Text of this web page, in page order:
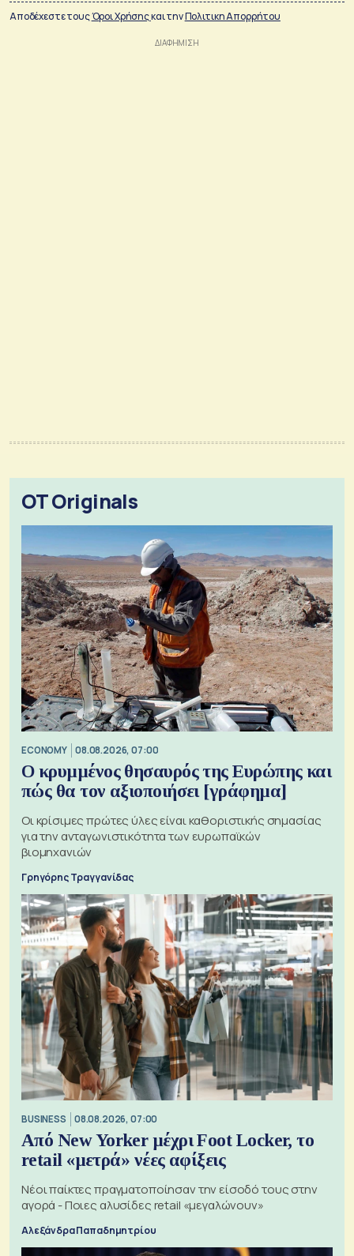
Αποδέχεστε τουςΌροι Χρήσηςκαι τηνΠολιτικη Απορρήτου
OT Originals
ECONOMY 08.08.2026, 07:00
Ο κρυμμένος θησαυρός της Ευρώπης και
πώς θα τον αξιοποιήσει [γράφημα]
Οι κρίσιμες πρώτες ύλες είναι καθοριστικής σημασίας
για την ανταγωνιστικότητα των ευρωπαϊκών
βιομηχανιών
Γρηγόρης Τραγγανίδας
BUSINESS 08.08.2026, 07:00
Από New Yorker μέχρι Foot Locker, το
retail «μετρά» νέες αφίξεις
Νέοι παίκτες πραγματοποίησαν την είσοδό τους στην
αγορά - Ποιες αλυσίδες retail «μεγαλώνουν»
Αλεξάνδρα Παπαδημητρίου